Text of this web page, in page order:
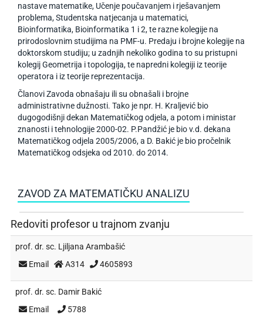
nastave matematike, Učenje poučavanjem i rješavanjem
problema, Studentska natjecanja u matematici,
Bioinformatika, Bioinformatika 1 i 2, te razne kolegije na
prirodoslovnim studijima na PMF-u. Predaju i brojne kolegije na
doktorskom studiju; u zadnjih nekoliko godina to su pristupni
kolegij Geometrija i topologija, te napredni kolegiji iz teorije
operatora i iz teorije reprezentacija.
Članovi Zavoda obnašaju ili su obnašali i brojne
administrativne dužnosti. Tako je npr. H. Kraljević bio
dugogodišnji dekan Matematičkog odjela, a potom i ministar
znanosti i tehnologije 2000-02. P.Pandžić je bio v.d. dekana
Matematičkog odjela 2005/2006, a D. Bakić je bio pročelnik
Matematičkog odsjeka od 2010. do 2014.
ZAVOD ZA MATEMATIČKU ANALIZU
Redoviti profesor u trajnom zvanju
prof. dr. sc. Ljiljana Arambašić
Email
A314 4605893
prof. dr. sc. Damir Bakić
Email
5788